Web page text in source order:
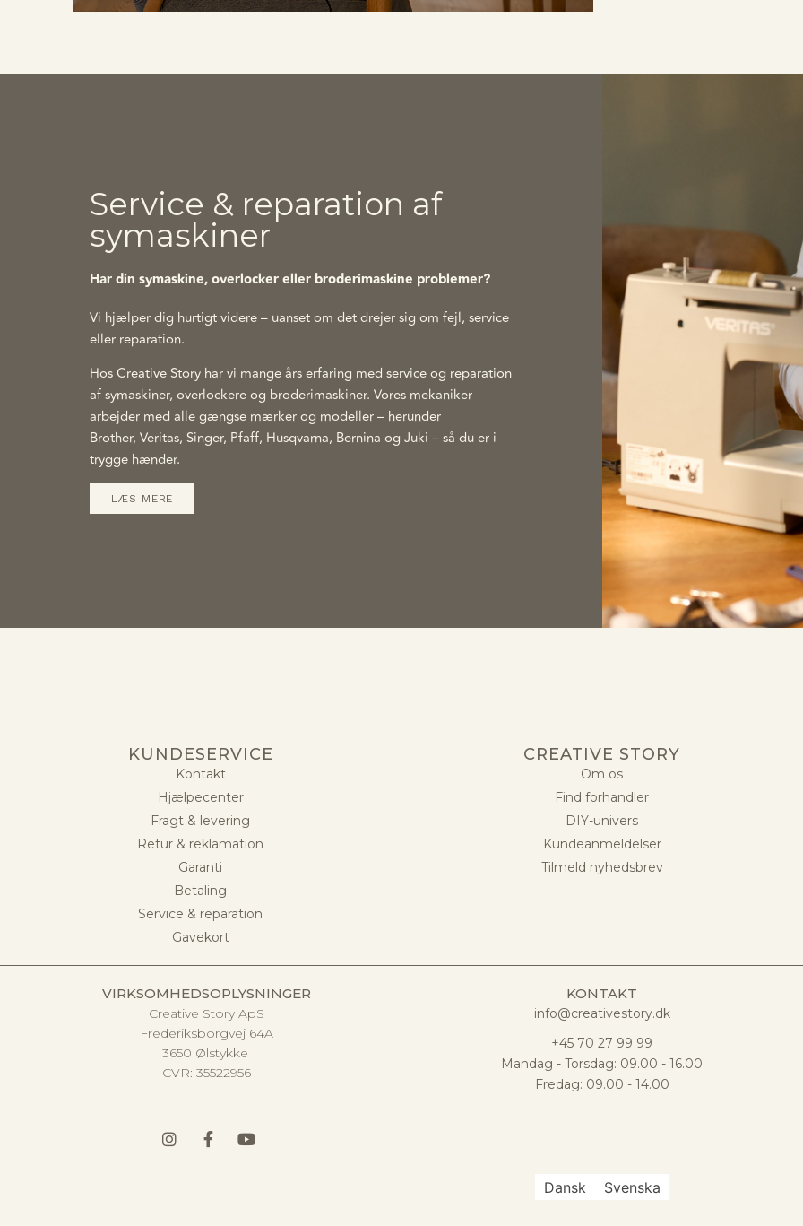
Service & reparation af
symaskiner
Har din symaskine, overlocker eller broderimaskine problemer?
Vi hjælper dig hurtigt videre – uanset om det drejer sig om fejl, service
eller reparation.
Hos Creative Story har vi mange års erfaring med service og reparation
af symaskiner, overlockere og broderimaskiner. Vores mekaniker
arbejder med alle gængse mærker og modeller – herunder
Brother, Veritas, Singer, Pfaff, Husqvarna, Bernina og Juki – så du er i
trygge hænder.
LÆS MERE
KUNDESERVICE
Kontakt
Hjælpecenter
Fragt & levering
Retur & reklamation
Garanti
Betaling
Service & reparation
Gavekort
CREATIVE STORY
Om os
Find forhandler
DIY-univers
Kundeanmeldelser
Tilmeld nyhedsbrev
VIRKSOMHEDSOPLYSNINGER
Creative Story ApS
Frederiksborgvej 64A
3650 Ølstykke
CVR: 35522956
KONTAKT
info@creativestory.dk
+45 70 27 99 99
Mandag - Torsdag: 09.00 - 16.00
Fredag: 09.00 - 14.00
Dansk Svenska